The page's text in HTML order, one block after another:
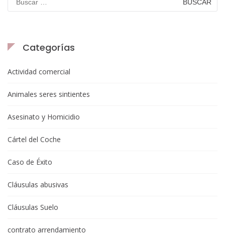
Categorías
Actividad comercial
Animales seres sintientes
Asesinato y Homicidio
Cártel del Coche
Caso de Éxito
Cláusulas abusivas
Cláusulas Suelo
contrato arrendamiento